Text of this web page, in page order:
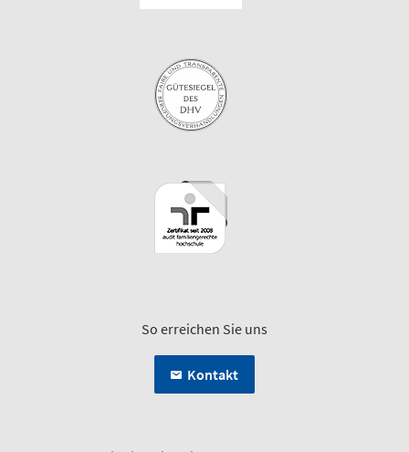
So erreichen Sie uns
Kontakt